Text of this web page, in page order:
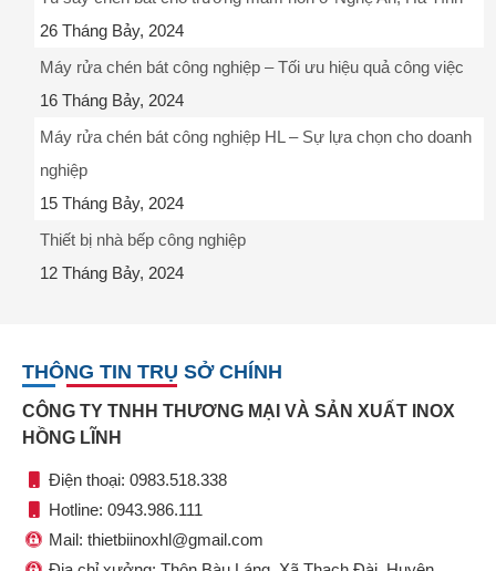
26 Tháng Bảy, 2024
Máy rửa chén bát công nghiệp – Tối ưu hiệu quả công việc
16 Tháng Bảy, 2024
Máy rửa chén bát công nghiệp HL – Sự lựa chọn cho doanh
nghiệp
15 Tháng Bảy, 2024
Thiết bị nhà bếp công nghiệp
12 Tháng Bảy, 2024
THÔNG TIN TRỤ SỞ CHÍNH
CÔNG TY TNHH THƯƠNG MẠI VÀ SẢN XUẤT INOX
HỒNG LĨNH
Điện thoại: 0983.518.338
Hotline: 0943.986.111
Mail: thietbiinoxhl@gmail.com